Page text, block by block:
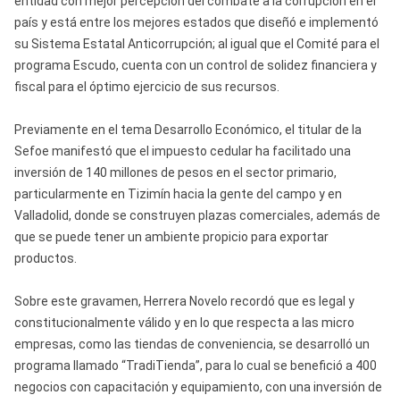
país y está entre los mejores estados que diseñó e implementó
su Sistema Estatal Anticorrupción; al igual que el Comité para el
programa Escudo, cuenta con un control de solidez financiera y
fiscal para el óptimo ejercicio de sus recursos.
Previamente en el tema Desarrollo Económico, el titular de la
Sefoe manifestó que el impuesto cedular ha facilitado una
inversión de 140 millones de pesos en el sector primario,
particularmente en Tizimín hacia la gente del campo y en
Valladolid, donde se construyen plazas comerciales, además de
que se puede tener un ambiente propicio para exportar
productos.
Sobre este gravamen, Herrera Novelo recordó que es legal y
constitucionalmente válido y en lo que respecta a las micro
empresas, como las tiendas de conveniencia, se desarrolló un
programa llamado “TradiTienda”, para lo cual se benefició a 400
negocios con capacitación y equipamiento, con una inversión de